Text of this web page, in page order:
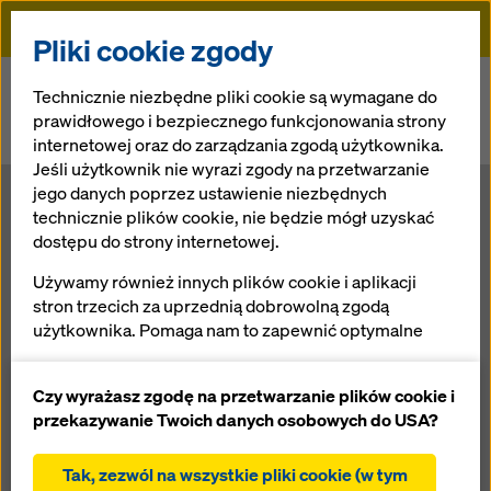
Doka
Sprawdzona kompetencja przy realizacji megaprojektu
infrastrukturalnego.
Sprawdzona
kompetencja
przy realizacji
megaprojektu
infrastrukturaln
Pliki cookie zgody
Technicznie niezbędne pliki cookie są wymagane do
prawidłowego i bezpiecznego funkcjonowania strony
internetowej oraz do zarządzania zgodą użytkownika.
Jeśli użytkownik nie wyrazi zgody na przetwarzanie
jego danych poprzez ustawienie niezbędnych
technicznie plików cookie, nie będzie mógł uzyskać
dostępu do strony internetowej.
Używamy również innych plików cookie i aplikacji
stron trzecich za uprzednią dobrowolną zgodą
użytkownika. Pomaga nam to zapewnić optymalne
ciągłe ulepszanie funkcjonalności naszej strony
internetowej (funkcjonalne i statystyczne pliki
ułatwienie sprawnego procesu zakupu podczas
Czy wyrażasz zgodę na przetwarzanie plików cookie i
przekazywanie Twoich danych osobowych do USA?
Tak, zezwól na wszystkie pliki cookie (w tym